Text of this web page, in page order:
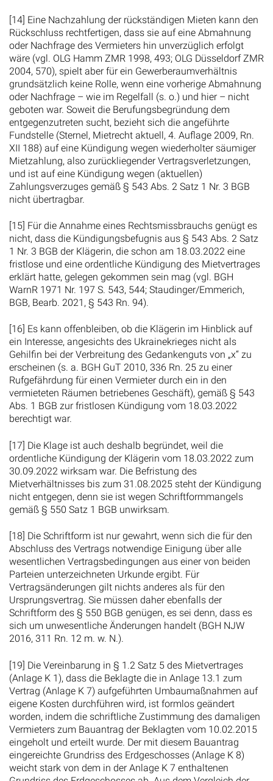
[14] Eine Nachzahlung der rückständigen Mieten kann den
Rückschluss rechtfertigen, dass sie auf eine Abmahnung
oder Nachfrage des Vermieters hin unverzüglich erfolgt
wäre (vgl. OLG Hamm ZMR 1998, 493; OLG Düsseldorf ZMR
2004, 570), spielt aber für ein Gewerberaumverhältnis
grundsätzlich keine Rolle, wenn eine vorherige Abmahnung
oder Nachfrage – wie im Regelfall (s. o.) und hier – nicht
geboten war. Soweit die Berufungsbegründung dem
entgegenzutreten sucht, bezieht sich die angeführte
Fundstelle (Sternel, Mietrecht aktuell, 4. Auflage 2009, Rn.
XII 188) auf eine Kündigung wegen wiederholter säumiger
Mietzahlung, also zurückliegender Vertragsverletzungen,
und ist auf eine Kündigung wegen (aktuellen)
Zahlungsverzuges gemäß § 543 Abs. 2 Satz 1 Nr. 3 BGB
nicht übertragbar.
[15] Für die Annahme eines Rechtsmissbrauchs genügt es
nicht, dass die Kündigungsbefugnis aus § 543 Abs. 2 Satz
1 Nr. 3 BGB der Klägerin, die schon am 18.03.2022 eine
fristlose und eine ordentliche Kündigung des Mietvertrages
erklärt hatte, gelegen gekommen sein mag (vgl. BGH
WarnR 1971 Nr. 197 S. 543, 544; Staudinger/Emmerich,
BGB, Bearb. 2021, § 543 Rn. 94).
[16] Es kann offenbleiben, ob die Klägerin im Hinblick auf
ein Interesse, angesichts des Ukrainekrieges nicht als
Gehilfin bei der Verbreitung des Gedankenguts von „x“ zu
erscheinen (s. a. BGH GuT 2010, 336 Rn. 25 zu einer
Rufgefährdung für einen Vermieter durch ein in den
vermieteten Räumen betriebenes Geschäft), gemäß § 543
Abs. 1 BGB zur fristlosen Kündigung vom 18.03.2022
berechtigt war.
[17] Die Klage ist auch deshalb begründet, weil die
ordentliche Kündigung der Klägerin vom 18.03.2022 zum
30.09.2022 wirksam war. Die Befristung des
Mietverhältnisses bis zum 31.08.2025 steht der Kündigung
nicht entgegen, denn sie ist wegen Schriftformmangels
gemäß § 550 Satz 1 BGB unwirksam.
[18] Die Schriftform ist nur gewahrt, wenn sich die für den
Abschluss des Vertrags notwendige Einigung über alle
wesentlichen Vertragsbedingungen aus einer von beiden
Parteien unterzeichneten Urkunde ergibt. Für
Vertragsänderungen gilt nichts anderes als für den
Ursprungsvertrag. Sie müssen daher ebenfalls der
Schriftform des § 550 BGB genügen, es sei denn, dass es
sich um unwesentliche Änderungen handelt (BGH NJW
2016, 311 Rn. 12 m. w. N.).
[19] Die Vereinbarung in § 1.2 Satz 5 des Mietvertrages
(Anlage K 1), dass die Beklagte die in Anlage 13.1 zum
Vertrag (Anlage K 7) aufgeführten Umbaumaßnahmen auf
eigene Kosten durchführen wird, ist formlos geändert
worden, indem die schriftliche Zustimmung des damaligen
Vermieters zum Bauantrag der Beklagten vom 10.02.2015
eingeholt und erteilt wurde. Der mit diesem Bauantrag
eingereichte Grundriss des Erdgeschosses (Anlage K 8)
weicht stark von dem in der Anlage K 7 enthaltenen